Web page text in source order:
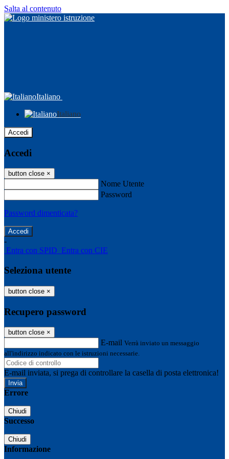
Salta al contenuto
Italiano
Italiano
Accedi
Accedi
button close ×
Nome Utente
Password
Password dimenticata?
-
Entra con SPID Entra con CIE
Seleziona utente
button close ×
Recupero password
button close ×
E-mail Verrà inviato un messaggio
all'indirizzo indicato con le istruzioni necessarie.
E-mail inviata, si prega di controllare la casella di posta elettronica!
Errore
Chiudi
Successo
Chiudi
Informazione